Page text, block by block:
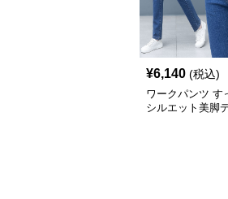
¥6,140 (税込)
ワークパンツ す
シルエット美脚